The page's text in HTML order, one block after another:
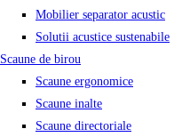
Mobilier separator acustic
Solutii acustice sustenabile
Scaune de birou
Scaune ergonomice
Scaune inalte
Scaune directoriale